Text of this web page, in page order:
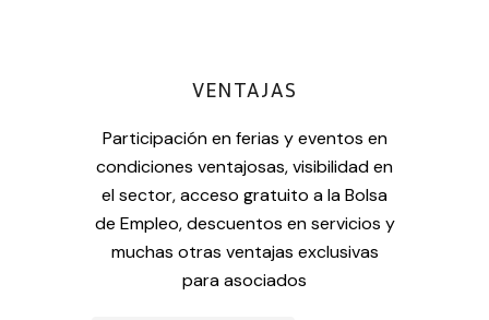
VENTAJAS
Participación en ferias y eventos en
condiciones ventajosas, visibilidad en
el sector, acceso gratuito a la Bolsa
de Empleo, descuentos en servicios y
muchas otras ventajas exclusivas
para asociados